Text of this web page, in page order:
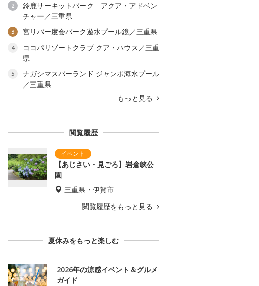
2
鈴鹿サーキットパーク アクア・アドベン
チャー／三重県
3 宮リバー度会パーク遊水プール鏡／三重県
4
ココパリゾートクラブ クア・ハウス／三重
県
5
ナガシマスパーランド ジャンボ海水プール
／三重県
もっと見る
閲覧履歴
【あじさい・見ごろ】岩倉峡公
園
三重県・伊賀市
閲覧履歴をもっと見る
夏休みをもっと楽しむ
2026年の涼感イベント＆グルメ
ガイド